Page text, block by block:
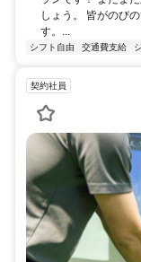
しょう。 皆がのび
す。...
シフト自由 交通費支給
契約社員